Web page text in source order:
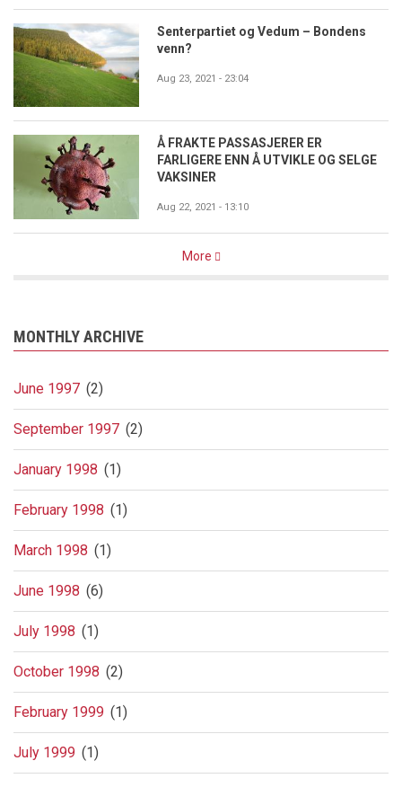
Senterpartiet og Vedum – Bondens
venn?
Aug 23, 2021 - 23:04
Å FRAKTE PASSASJERER ER
FARLIGERE ENN Å UTVIKLE OG SELGE
VAKSINER
Aug 22, 2021 - 13:10
More
MONTHLY ARCHIVE
June 1997 (2)
September 1997 (2)
January 1998 (1)
February 1998 (1)
March 1998 (1)
June 1998 (6)
July 1998 (1)
October 1998 (2)
February 1999 (1)
July 1999 (1)